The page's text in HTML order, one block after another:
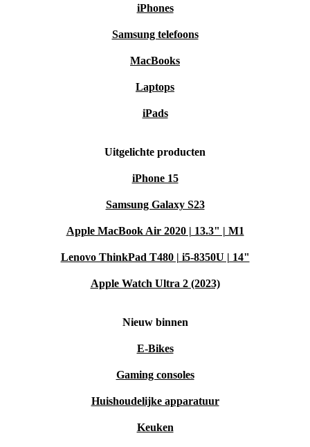
iPhones
Samsung telefoons
MacBooks
Laptops
iPads
Uitgelichte producten
iPhone 15
Samsung Galaxy S23
Apple MacBook Air 2020 | 13.3" | M1
Lenovo ThinkPad T480 | i5-8350U | 14"
Apple Watch Ultra 2 (2023)
Nieuw binnen
E-Bikes
Gaming consoles
Huishoudelijke apparatuur
Keuken